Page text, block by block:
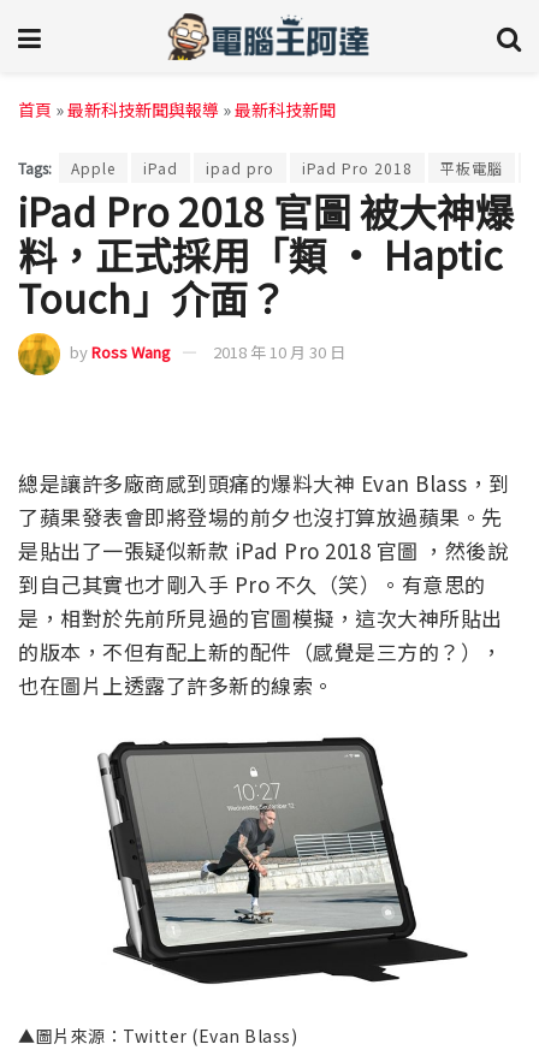
首頁 »最新科技新聞與報導 »最新科技新聞
Tags: Apple iPad ipad pro iPad Pro 2018 平板電腦
iPad Pro 2018 官圖 被大神爆
料，正式採用「類 · Haptic
Touch」介面？
byRoss Wang 2018 年 10 月 30 日
總是讓許多廠商感到頭痛的爆料大神 Evan Blass，到
了蘋果發表會即將登場的前夕也沒打算放過蘋果。先
是貼出了一張疑似新款 iPad Pro 2018 官圖 ，然後說
到自己其實也才剛入手 Pro 不久（笑）。有意思的
是，相對於先前所見過的官圖模擬，這次大神所貼出
的版本，不但有配上新的配件（感覺是三方的？），
也在圖片上透露了許多新的線索。
▲圖片來源：Twitter (Evan Blass)